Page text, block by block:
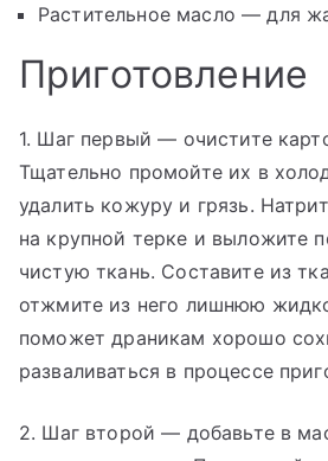
Растительное масло — для
Приготовление
1. Шаг первый — очистите
Тщательно промойте их в
удалить кожуру и грязь.
на крупной терке и выложите
чистую ткань. Составите из
отжмите из него лишнюю
поможет драникам хорошо
разваливаться в процессе
2. Шаг второй — добавьте в